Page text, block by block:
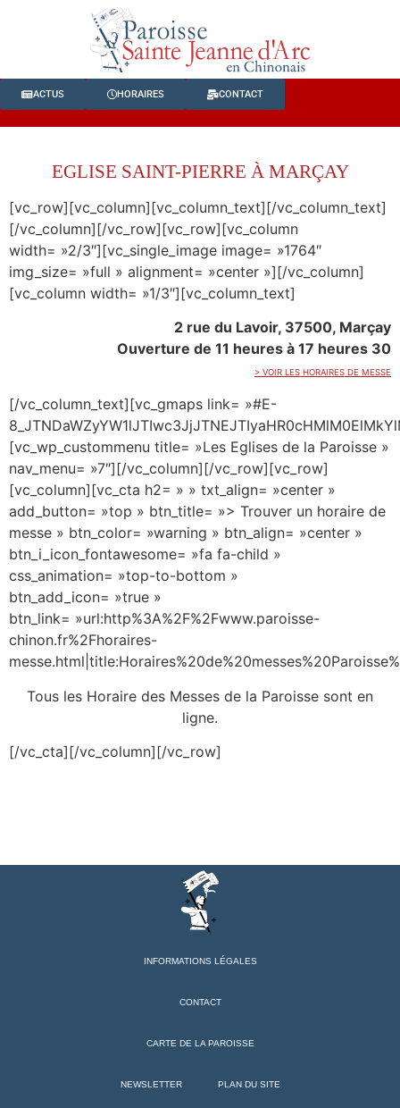
ACTUS HORAIRES CONTACT
EGLISE SAINT-PIERRE À MARÇAY
[vc_row][vc_column][vc_column_text][/vc_column_text]
[/vc_column][/vc_row][vc_row][vc_column
width= »2/3″][vc_single_image image= »1764″
img_size= »full » alignment= »center »][/vc_column]
[vc_column width= »1/3″][vc_column_text]
2 rue du Lavoir, 37500, Marçay
Ouverture de 11 heures à 17 heures 30
> VOIR LES HORAIRES DE MESSE
[/vc_column_text][vc_gmaps link= »#E-
[vc_wp_custommenu title= »Les Eglises de la Paroisse »
nav_menu= »7″][/vc_column][/vc_row][vc_row]
[vc_column][vc_cta h2= » » txt_align= »center »
add_button= »top » btn_title= »> Trouver un horaire de
messe » btn_color= »warning » btn_align= »center »
btn_i_icon_fontawesome= »fa fa-child »
css_animation= »top-to-bottom »
btn_add_icon= »true »
btn_link= »url:http%3A%2F%2Fwww.paroisse-
chinon.fr%2Fhoraires-
Tous les Horaire des Messes de la Paroisse sont en
ligne.
[/vc_cta][/vc_column][/vc_row]
INFORMATIONS LÉGALES
CONTACT
CARTE DE LA PAROISSE
NEWSLETTER PLAN DU SITE